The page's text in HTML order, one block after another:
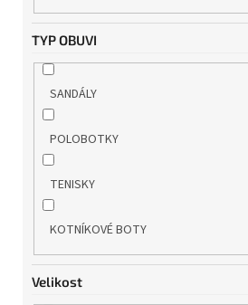
TYP OBUVI
SANDÁLY
POLOBOTKY
TENISKY
KOTNÍKOVÉ BOTY
Velikost